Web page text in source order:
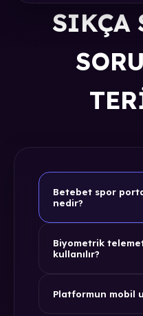
SIKÇA
Betebet spor
nedir?
Biyometrik
kullanılır?
Platformun mobil